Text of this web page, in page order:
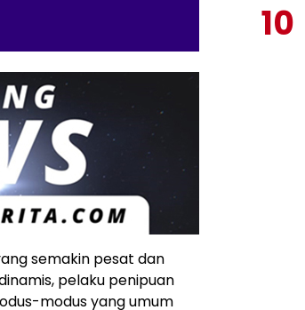
semakin pesat dan
pelaku penipuan
modus yang umum